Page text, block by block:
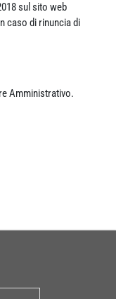
sul sito web
caso di rinuncia di
Amministrativo.